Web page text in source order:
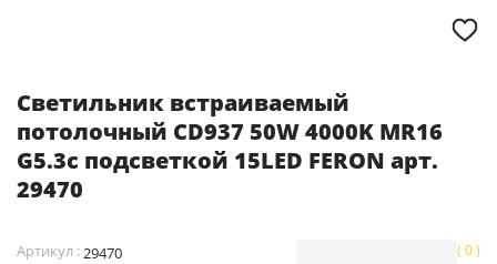
Светильник встраиваемый
потолочный CD937 50W 4000K MR16
G5.3с подсветкой 15LED FERON арт.
29470
Артикул :29470
( 0 )